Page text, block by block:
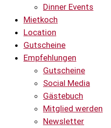
Dinner Events
Mietkoch
Location
Gutscheine
Empfehlungen
Gutscheine
Social Media
Gästebuch
Mitglied werden
Newsletter